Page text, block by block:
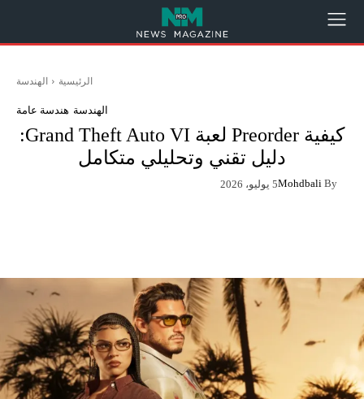
الرئيسية الهندسة
الهندسة هندسة عامة
كيفية Preorder لعبة Grand Theft Auto VI:
دليل تقني وتحليلي متكامل
By
Mohdbali5 يوليو، 2026